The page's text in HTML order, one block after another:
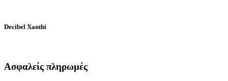
Decibel Xanthi
Ασφαλείς πληρωμές